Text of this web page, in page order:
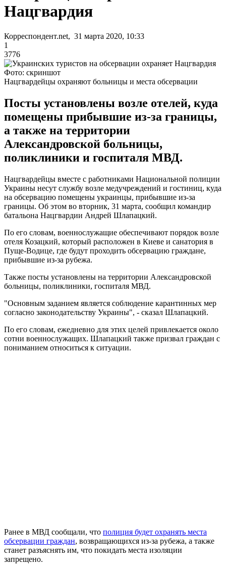
Нацгвардия
Корреспондент.net, 31 марта 2020, 10:33
1
3776
Фото: скриншот
Нацгвардейцы охраняют больницы и места обсервации
Посты установлены возле отелей, куда
помещены прибывшие из-за границы,
а также на территории
Александровской больницы,
поликлиники и госпиталя МВД.
Нацгвардейцы вместе с работниками Национальной полиции
Украины несут службу возле медучреждений и гостиниц, куда
на обсервацию помещены украинцы, прибывшие из-за
границы. Об этом во вторник, 31 марта, сообщил командир
батальона Нацгвардии Андрей Шлапацкий.
По его словам, военнослужащие обеспечивают порядок возле
отеля Козацкий, который расположен в Киеве и санатория в
Пуще-Водице, где будут проходить обсервацию граждане,
прибывшие из-за рубежа.
Также посты установлены на территории Александровской
больницы, поликлиники, госпиталя МВД.
"Основным заданием является соблюдение карантинных мер
согласно законодательству Украины", - сказал Шлапацкий.
По его словам, ежедневно для этих целей привлекается около
сотни военнослужащих. Шлапацкий также призвал граждан с
пониманием относиться к ситуации.
Ранее в МВД сообщали, что полиция будет охранять места
обсервации граждан, возвращающихся из-за рубежа, а также
станет разъяснять им, что покидать места изоляции
запрещено.